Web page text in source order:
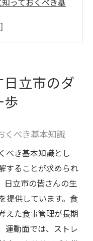
な方法
方
ための工夫
る特別トレーニ
メイドプランの
ートの充実
境
ングメニュー
立市のダ
くべき基本知識
べき基本知識とし
することが求められ
日立市の皆さんの生
提供しています。食
えた食事管理が長期
運動面では、ストレ